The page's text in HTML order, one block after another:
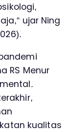
ujar Ning
RS Menur
kualitas